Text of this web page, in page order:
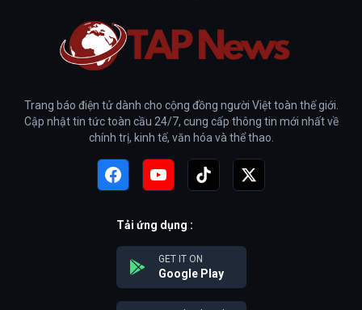
Trang báo điện tử dành cho cộng đồng người Việt toàn thế giới.
Cập nhật tin tức toàn cầu 24/7, cung cấp thông tin mới nhất về
chính trị, kinh tế, văn hóa và thể thao.
Tải ứng dụng :
GET IT ON
Google Play